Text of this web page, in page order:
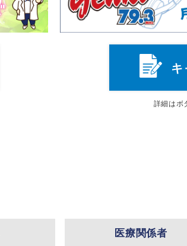
キ
詳細はボ
医療関係者